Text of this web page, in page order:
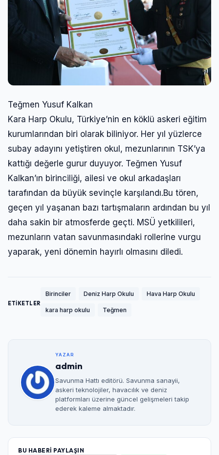
Teğmen Yusuf Kalkan
Kara Harp Okulu, Türkiye’nin en köklü askeri eğitim
kurumlarından biri olarak biliniyor. Her yıl yüzlerce
subay adayını yetiştiren okul, mezunlarının TSK’ya
kattığı değerle gurur duyuyor. Teğmen Yusuf
Kalkan’ın birinciliği, ailesi ve okul arkadaşları
tarafından da büyük sevinçle karşılandı.Bu tören,
geçen yıl yaşanan bazı tartışmaların ardından bu yıl
daha sakin bir atmosferde geçti. MSÜ yetkilileri,
mezunların vatan savunmasındaki rollerine vurgu
yaparak, yeni dönemin hayırlı olmasını diledi.
ETİKETLER
Birinciler Deniz Harp Okulu Hava Harp Okulu
kara harp okulu Teğmen
YAZAR
admin
Savunma Hattı editörü. Savunma sanayii,
askeri teknolojiler, havacılık ve deniz
platformları üzerine güncel gelişmeleri takip
ederek kaleme almaktadır.
BU HABERİ PAYLAŞIN